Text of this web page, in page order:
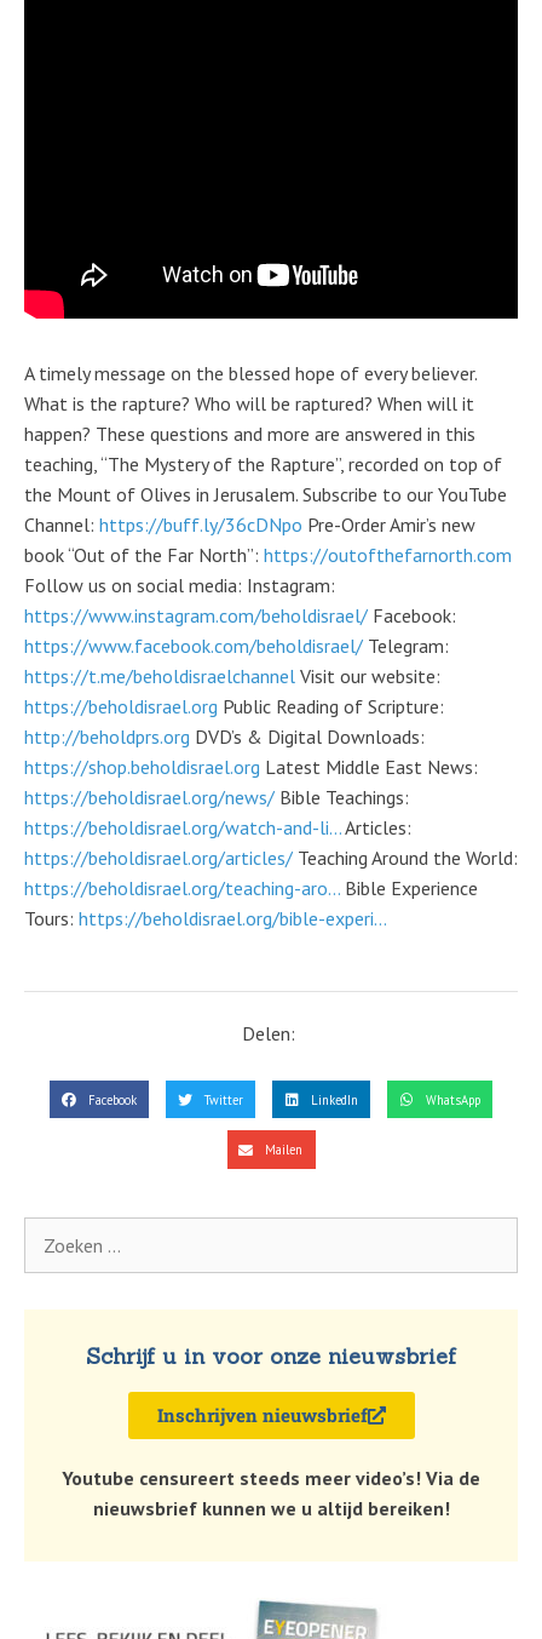
A timely message on the blessed hope of every believer.
What is the rapture? Who will be raptured? When will it
happen? These questions and more are answered in this
teaching, “The Mystery of the Rapture”, recorded on top of
the Mount of Olives in Jerusalem. Subscribe to our YouTube
Channel: https://buff.ly/36cDNpo Pre-Order Amir’s new
book “Out of the Far North”: https://outofthefarnorth.com
Follow us on social media: Instagram:
https://www.instagram.com/beholdisrael/ Facebook:
https://www.facebook.com/beholdisrael/ Telegram:
https://t.me/beholdisraelchannel Visit our website:
https://beholdisrael.org Public Reading of Scripture:
http://beholdprs.org DVD’s & Digital Downloads:
https://shop.beholdisrael.org Latest Middle East News:
https://beholdisrael.org/news/ Bible Teachings:
https://beholdisrael.org/watch-and-li…Articles:
https://beholdisrael.org/articles/ Teaching Around the World:
https://beholdisrael.org/teaching-aro… Bible Experience
Tours: https://beholdisrael.org/bible-experi…
Delen:
Facebook Twitter LinkedIn WhatsApp
Mailen
Schrijf u in voor onze nieuwsbrief
Inschrijven nieuwsbrief
Youtube censureert steeds meer video’s! Via de
nieuwsbrief kunnen we u altijd bereiken!